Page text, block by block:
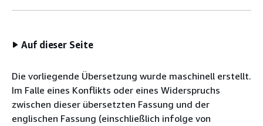
Auf dieser Seite
Die vorliegende Übersetzung wurde maschinell erstellt.
Im Falle eines Konflikts oder eines Widerspruchs
zwischen dieser übersetzten Fassung und der
englischen Fassung (einschließlich infolge von